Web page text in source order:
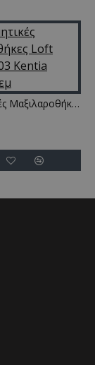
Διακοσμητικές Μαξιλαροθήκες Loft Fancy S26 03 Kentia (50x50) 2Τεμ